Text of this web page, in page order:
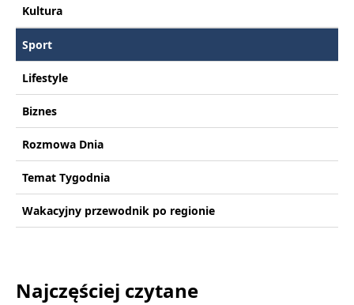
Kultura
Sport
Lifestyle
Biznes
Rozmowa Dnia
Temat Tygodnia
Wakacyjny przewodnik po regionie
Najczęściej czytane